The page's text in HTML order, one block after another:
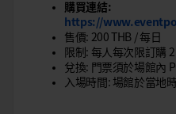
購買連結:
https://
售價: 200 THB / 每日
限制: 每人每次限訂購 2
兌換: 門票須於場館內
入場時間: 場館於當地